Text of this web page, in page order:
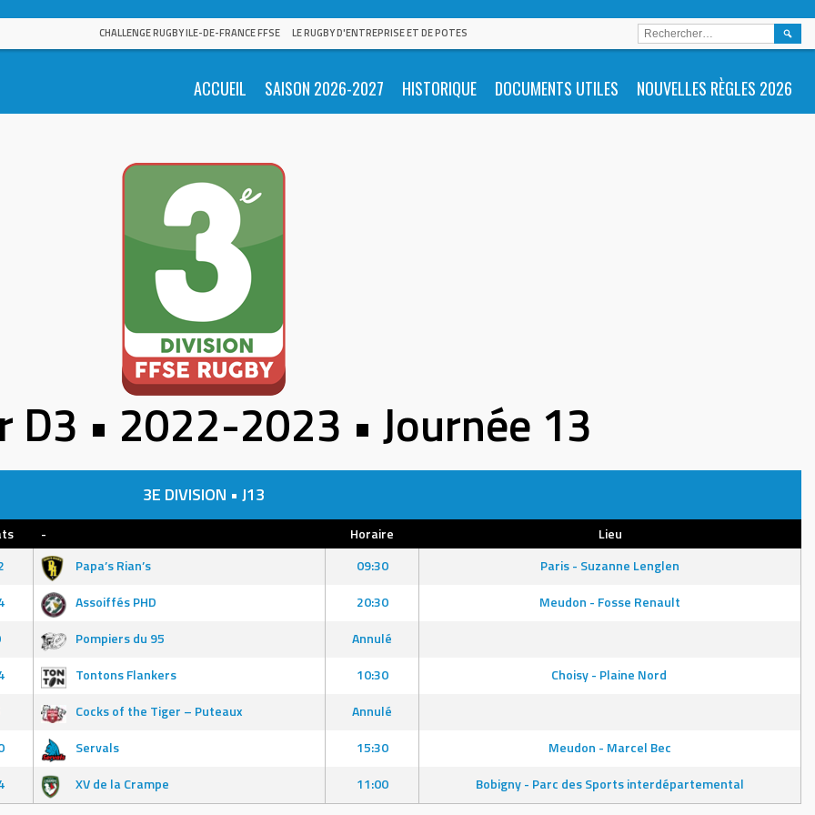
CHALLENGE RUGBY ILE-DE-FRANCE FFSE LE RUGBY D'ENTREPRISE ET DE POTES
ACCUEIL SAISON 2026-2027 HISTORIQUE DOCUMENTS UTILES NOUVELLES RÈGLES 2026
D3 • 2022-2023 • Journée 13
3E DIVISION • J13
- Horaire
Lieu
Papa’s Rian’s 09:30
Paris - Suzanne Lenglen
Assoiffés PHD 20:30
Meudon - Fosse Renault
Pompiers du 95
Annulé
Tontons Flankers 10:30
Choisy - Plaine Nord
Cocks of the Tiger – Puteaux
Annulé
Servals 15:30
Meudon - Marcel Bec
XV de la Crampe 11:00 Bobigny - Parc des Sports interdépartemental